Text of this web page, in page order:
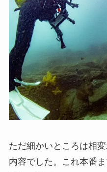
ただ細かいところは相
内容でした。これ本番